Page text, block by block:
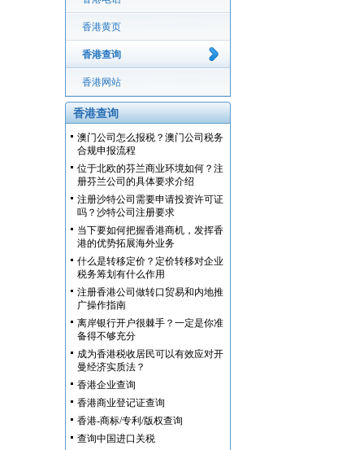
香港黄页
香港查询
香港网站
香港查询
澳门公司怎么报税？澳门公司税务
合规申报流程
位于北欧的芬兰商业环境如何？注
册芬兰公司的具体要求介绍
注册沙特公司需要申请投资许可证
吗？沙特公司注册要求
当下要如何把握香港商机，发挥香
港的优势拓展海外业务
什么是转移定价？定价转移对企业
税务筹划有什么作用
注册香港公司做转口贸易和内地推
广操作指南
离岸银行开户很棘手？一定是你准
备得不够充分
成为香港税收居民可以有效应对开
曼经济实质法？
香港企业查询
香港商业登记证查询
香港-商标/专利/版权查询
查询中国进口关税